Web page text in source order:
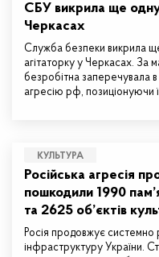
СБУ викрила ще
Черкасах
Служба безпеки викрила
агітаторку у Черкасах. За
безробітна заперечувала
агресію рф, позиціонуючи
КУЛЬТУРА
Російська агресія
пошкодили 1990
та 2625 об’єктів
Росія продовжує системно
інфраструктуру України.